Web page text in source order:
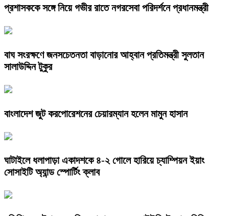
প্রশাসককে সঙ্গে নিয়ে গভীর রাতে নগরসেবা পরিদর্শনে প্রধানমন্ত্রী
বাঘ সংরক্ষণে জনসচেতনতা বাড়ানোর আহ্বান প্রতিমন্ত্রী সুলতান
সালাউদ্দিন টুকুর
বাংলাদেশ জুট করপোরেশনের চেয়ারম্যান হলেন মামুন হাসান
ঘাটাইলে ধলাপাড়া একাদশকে ৪-২ গোলে হারিয়ে চ্যাম্পিয়ন ইয়াং
সোসাইটি অ্যান্ড স্পোর্টিং ক্লাব